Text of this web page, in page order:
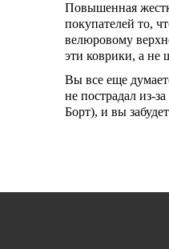
Повышенная
покупателей то,
велюровому
эти коврики, а не
Вы все еще
не пострадал из-
Борт), и вы